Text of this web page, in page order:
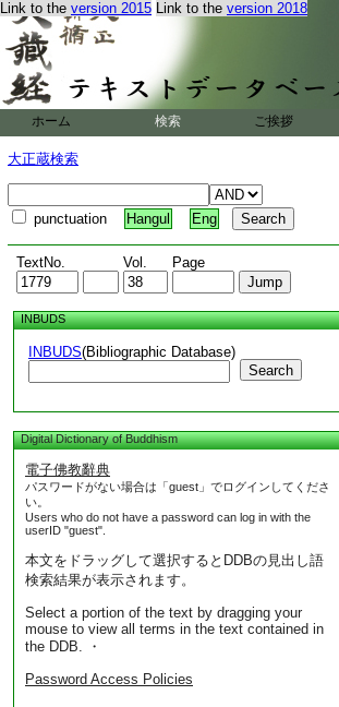
Link to the version 2015 Link to the version 2018
ホーム 検索 ご挨拶
大正蔵検索
punctuation Hangul Eng
TextNo. Vol. Page
INBUDS
INBUDS(Bibliographic Database)
Search
Digital Dictionary of Buddhism
電子佛教辭典
パスワードがない場合は「guest」でログインしてくださ
い。
Users who do not have a password can log in with the
userID "guest".
本文をドラッグして選択するとDDBの見出し語
検索結果が表示されます。
Select a portion of the text by dragging your
mouse to view all terms in the text contained in
the DDB. ・
Password Access Policies